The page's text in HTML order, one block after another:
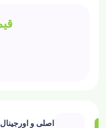
اصلی و اورجینال